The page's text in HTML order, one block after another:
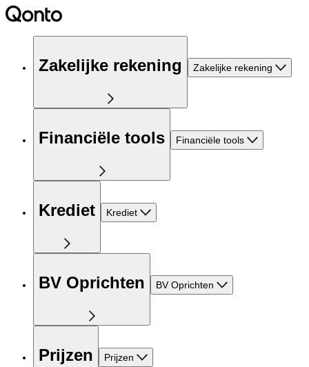
Zakelijke rekening Zakelijke rekening
Financiële tools Financiële tools
Krediet Krediet
BV Oprichten BV Oprichten
Prijzen Prijzen